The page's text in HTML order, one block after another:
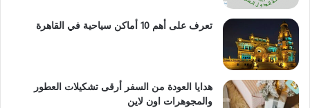
تعرف على أهم 10 أماكن سياحية في القاهرة
هدايا العودة من السفر أرقى تشكيلات العطور
والمجوهرات اون لاين